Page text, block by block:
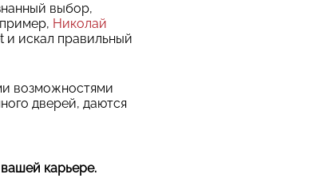
выбор,
Николай
и искал правильный
возможностями
дверей, даются
карьере.